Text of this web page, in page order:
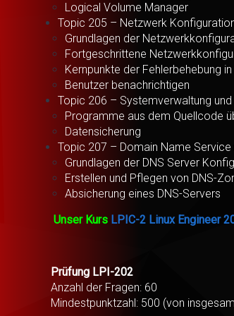
Logical Volume Manager
Topic 205 – Netzwerk
Grundlagen der
Fortgeschrittene
Kernpunkte der Fehlerbehebung
Benutzer benachrichtigen
Topic 206 – Systemverwaltung und
Programme aus dem Quellcode
Datensicherung
Topic 207 – Domain Name Service
Grundlagen der DNS Server
Erstellen und Pflegen von DNS-
Absicherung eines DNS-Servers
Unser Kurs LPIC-2 Linux Engineer
Prüfung LPI-202
Anzahl der Fragen: 60
Mindestpunktzahl: 500 (von